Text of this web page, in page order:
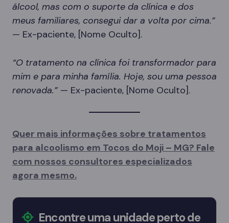
álcool, mas com o suporte da clínica e dos
meus familiares, consegui dar a volta por cima.”
— Ex-paciente, [Nome Oculto].
“O tratamento na clínica foi transformador para
mim e para minha família. Hoje, sou uma pessoa
renovada.” — Ex-paciente, [Nome Oculto].
Quer mais informações sobre tratamentos
para alcoolismo em Tocos do Moji – MG? Fale
com nossos consultores especializados
agora mesmo.
Encontre uma unidade perto de